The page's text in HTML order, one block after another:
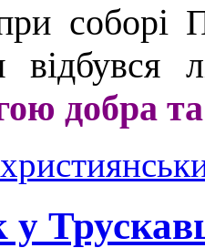
соборі
добра
у